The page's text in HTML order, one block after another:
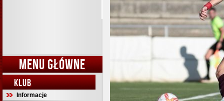
MENU GŁÓWNE
KLUB
Informacje